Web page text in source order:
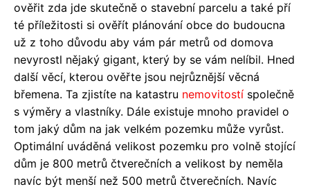
ověřit zda jde skutečně o stavební parcelu a také pří
té příležitosti si ověřít plánování obce do budoucna
už z toho důvodu aby vám pár metrů od domova
nevyrostl nějaký gigant, který by se vám nelíbil. Hned
další věcí, kterou ověřte jsou nejrůznější věcná
břemena. Ta zjistíte na katastru nemovitostí společně
s výměry a vlastníky. Dále existuje mnoho pravidel o
tom jaký dům na jak velkém pozemku může vyrůst.
Optimální uváděná velikost pozemku pro volně stojící
dům je 800 metrů čtverečních a velikost by neměla
navíc být menší než 500 metrů čtverečních. Navíc